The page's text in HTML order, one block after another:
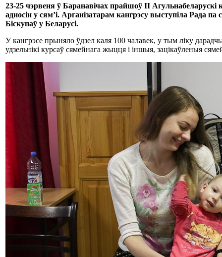
23-25 чэрвеня ў Баранавічах прайшоў ІІ
адносін у сям’і. Арганізатарам кангрэсу выступіла Рада
Біскупаў у Беларусі.
У кангрэсе прыняло ўдзел каля 100 чалавек, у тым ліку
удзельнікі курсаў сямейнага жыцця і іншыя, зацікаўленыя